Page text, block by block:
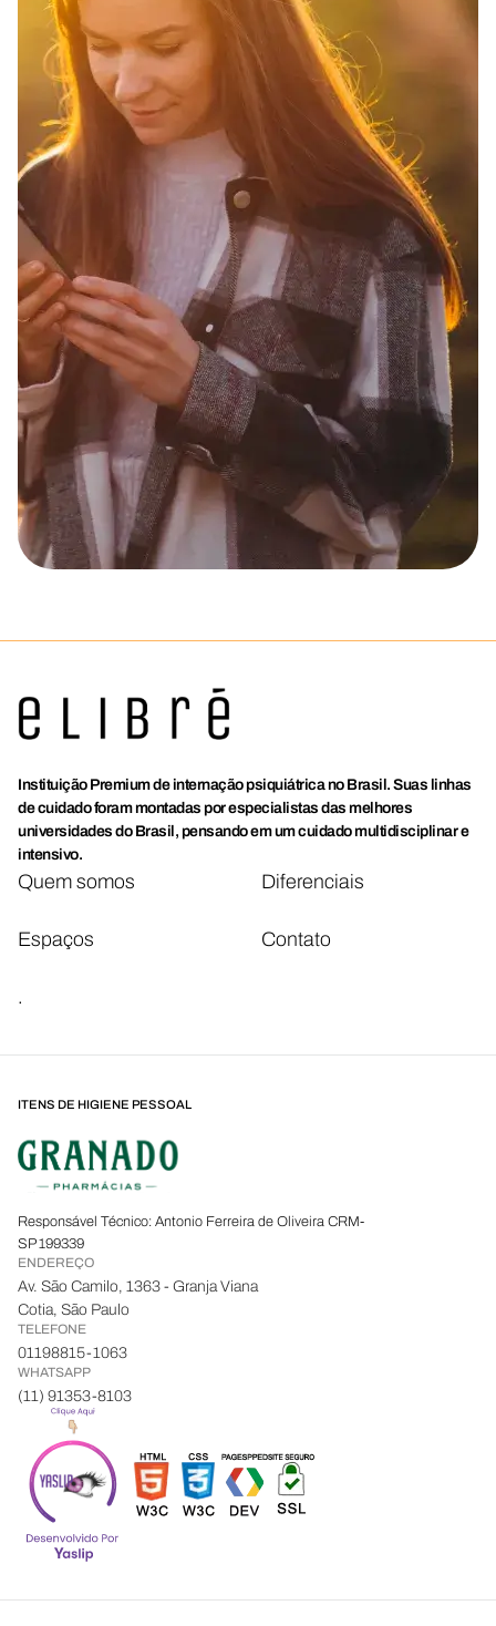
Instituição Premium de internação psiquiátrica no Brasil. Suas linhas
de cuidado foram montadas por especialistas das melhores
universidades do Brasil, pensando em um cuidado multidisciplinar e
intensivo.
Quem somos Diferenciais
Espaços Contato
.
ITENS DE HIGIENE PESSOAL
Responsável Técnico: Antonio Ferreira de Oliveira CRM-
SP 199339
ENDEREÇO
Av. São Camilo, 1363 - Granja Viana
Cotia, São Paulo
TELEFONE
01198815-1063
WHATSAPP
(11) 91353-8103